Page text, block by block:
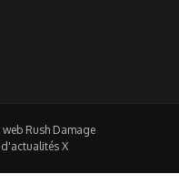
web Rush Damage
X